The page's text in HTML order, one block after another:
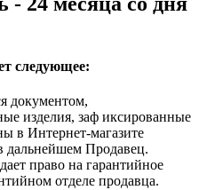
следующее:
документом,
изделия, заф иксированные
в Интернет-магазите
Продавец.
право на гарантийное
отделе продавца.